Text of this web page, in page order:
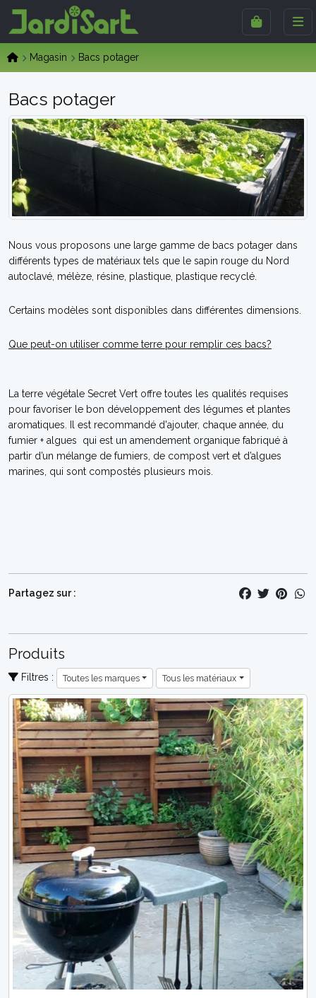
Magasin Bacs potager
Bacs potager
Nous vous proposons une large gamme de bacs potager dans
différents types de matériaux tels que le sapin rouge du Nord
autoclavé, mélèze, résine, plastique, plastique recyclé.
Certains modèles sont disponibles dans différentes dimensions.
Que peut-on utiliser comme terre pour remplir ces bacs?
La terre végétale Secret Vert offre toutes les qualités requises
pour favoriser le bon développement des légumes et plantes
aromatiques. Il est recommandé d'ajouter, chaque année, du
fumier + algues qui est un amendement organique fabriqué à
partir d’un mélange de fumiers, de compost vert et d’algues
marines, qui sont compostés plusieurs mois.
Partagez sur :
Produits
Filtres : Toutes les marques Tous les matériaux